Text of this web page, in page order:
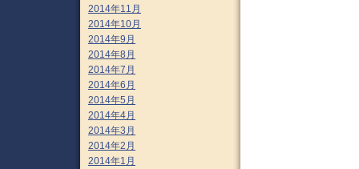
2014年11月
2014年10月
2014年9月
2014年8月
2014年7月
2014年6月
2014年5月
2014年4月
2014年3月
2014年2月
2014年1月